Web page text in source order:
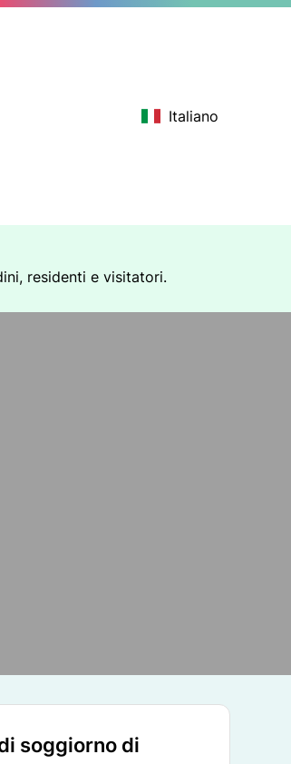
Italiano
residenti e visitatori.
soggiorno di